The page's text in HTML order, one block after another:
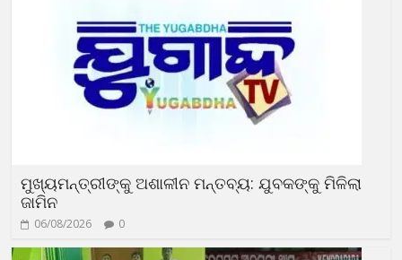
ମୁଖ୍ୟମନ୍ତ୍ରୀଙ୍କୁ ଅଶାଳୀନ ମନ୍ତବ୍ୟ: ଯୁବକଙ୍କୁ ମିଳିଲା
ଜାମିନ
06/08/2026 0